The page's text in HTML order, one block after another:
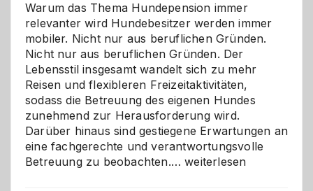
Warum das Thema Hundepension immer
relevanter wird Hundebesitzer werden immer
mobiler. Nicht nur aus beruflichen Gründen.
Nicht nur aus beruflichen Gründen. Der
Lebensstil insgesamt wandelt sich zu mehr
Reisen und flexibleren Freizeitaktivitäten,
sodass die Betreuung des eigenen Hundes
zunehmend zur Herausforderung wird.
Darüber hinaus sind gestiegene Erwartungen an
eine fachgerechte und verantwortungsvolle
Betreuung zu beobachten.…Betreuung
weiterlesen